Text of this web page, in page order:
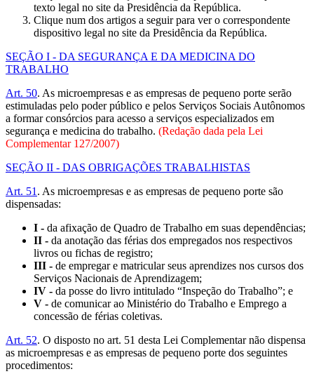
texto legal no site da Presidência da República.
Clique num dos artigos a seguir para ver o correspondente
dispositivo legal no site da Presidência da República.
SEÇÃO I - DA SEGURANÇA E DA MEDICINA DO
TRABALHO
Art. 50. As microempresas e as empresas de pequeno porte serão
estimuladas pelo poder público e pelos Serviços Sociais Autônomos
a formar consórcios para acesso a serviços especializados em
segurança e medicina do trabalho. (Redação dada pela Lei
Complementar 127/2007)
SEÇÃO II - DAS OBRIGAÇÕES TRABALHISTAS
Art. 51 . As microempresas e as empresas de pequeno porte são
dispensadas:
I - da afixação de Quadro de Trabalho em suas dependências;
II - da anotação das férias dos empregados nos respectivos
livros ou fichas de registro;
III - de empregar e matricular seus aprendizes nos cursos dos
Serviços Nacionais de Aprendizagem;
IV - da posse do livro intitulado “Inspeção do Trabalho”; e
V - de comunicar ao Ministério do Trabalho e Emprego a
concessão de férias coletivas.
Art. 52. O disposto no art. 51 desta Lei Complementar não dispensa
as microempresas e as empresas de pequeno porte dos seguintes
procedimentos: